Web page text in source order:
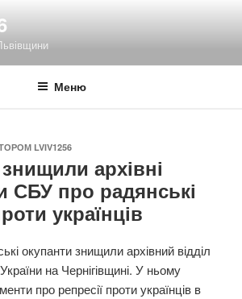
Меню
LVIV1256
архівні
СБУ про радянські
українців
окупанти знищили архівний відділ
на Чернігівщині. У ньому
про репресії проти українців в